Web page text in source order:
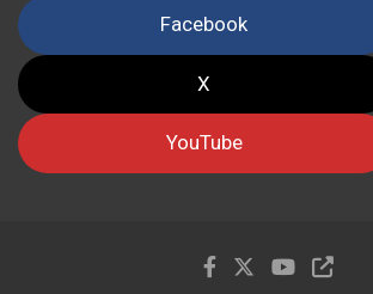
Facebook
X
YouTube